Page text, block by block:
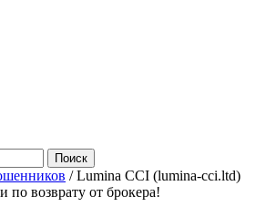
/Lumina CCI (lumina-cci.ltd)
возврату от брокера!